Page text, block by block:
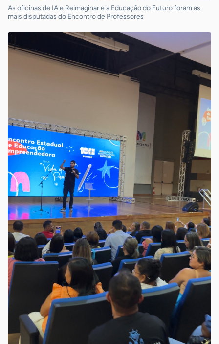
As oficinas de IA e Reimaginar e a Educação do Futuro foram as
mais disputadas do Encontro de Professores